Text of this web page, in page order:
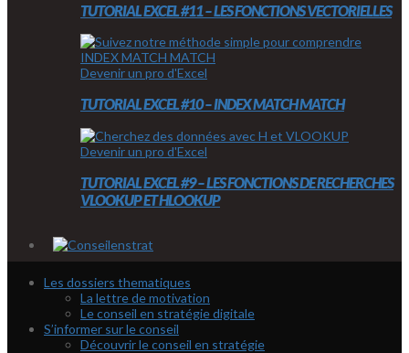
TUTORIAL EXCEL #11 – LES FONCTIONS VECTORIELLES
Devenir un pro d'Excel
TUTORIAL EXCEL #10 – INDEX MATCH MATCH
Devenir un pro d'Excel
TUTORIAL EXCEL #9 – LES FONCTIONS DE RECHERCHES
VLOOKUP ET HLOOKUP
Les dossiers thematiques
La lettre de motivation
Le conseil en stratégie digitale
S’informer sur le conseil
Découvrir le conseil en stratégie